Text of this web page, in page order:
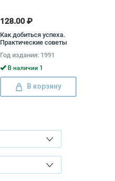
128.00 ₽
Как добиться успеха.
Практические советы
Год издания: 1991
В наличии 1
В корзину